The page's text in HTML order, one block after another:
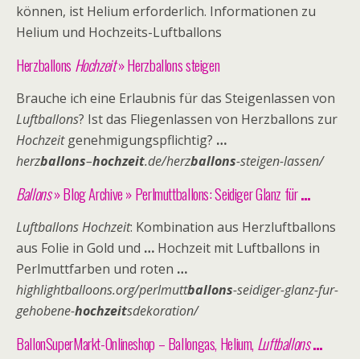
können, ist Helium erforderlich. Informationen zu
Helium und Hochzeits-Luftballons
Herzballons Hochzeit» Herzballons steigen
Brauche ich eine Erlaubnis für das Steigenlassen von
Luftballons? Ist das Fliegenlassen von Herzballons zur
Hochzeitgenehmigungspflichtig? …
herzballons–hochzeit.de/herzballons-steigen-lassen/
Ballons» Blog Archive » Perlmuttballons: Seidiger Glanz für…
Luftballons Hochzeit: Kombination aus Herzluftballons
aus Folie in Gold und … Hochzeit mit Luftballons in
Perlmuttfarben und roten …
highlightballoons.org/perlmuttballons-seidiger-glanz-fur-
gehobene-hochzeitsdekoration/
BallonSuperMarkt-Onlineshop – Ballongas, Helium,Luftballons…